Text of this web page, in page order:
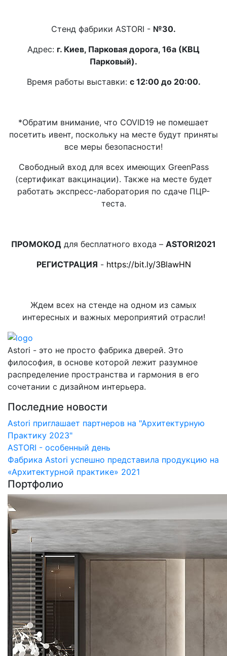
Стенд фабрики ASTORI - №30.
Адрес: г. Киев, Парковая дорога, 16а (КВЦ
Парковый).
Время работы выставки: с 12:00 до 20:00.
*Обратим внимание, что COVID19 не помешает
посетить ивент, поскольку на месте будут приняты
все меры безопасности!
Свободный вход для всех имеющих GreenPass
(сертификат вакцинации). Также на месте будет
работать экспресс-лаборатория по сдаче ПЦР-
теста.
ПРОМОКОД для бесплатного входа – ASTORI2021
РЕГИСТРАЦИЯ - https://bit.ly/3BlawHN
Ждем всех на стенде на одном из самых
интересных и важных мероприятий отрасли!
Astori - это не просто фабрика дверей. Это
философия, в основе которой лежит разумное
распределение пространства и гармония в его
сочетании с дизайном интерьера.
Последние новости
Astori приглашает партнеров на "Архитектурную
Практику 2023"
ASTORI - особенный день
Фабрика Astori успешно представила продукцию на
«Архитектурной практике» 2021
Портфолио